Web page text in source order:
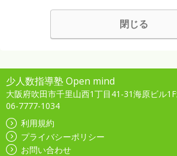
閉じる
少人数指導塾 Open mind
大阪府吹田市千里山西1丁目41-31海原ビル
06-7777-1034
利用規約
プライバシーポリシー
お問い合わせ